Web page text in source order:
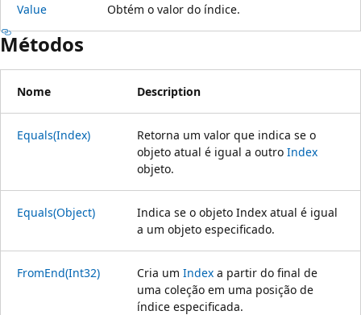
Value Obtém o valor do índice.
Métodos
Nome Description
Equals(Index)
Retorna um valor que indica se o
objeto atual é igual a outro Index
objeto.
Equals(Object)
Indica se o objeto Index atual é igual
a um objeto especificado.
FromEnd(Int32) Cria um Index a partir do final de
uma coleção em uma posição de
índice especificada.